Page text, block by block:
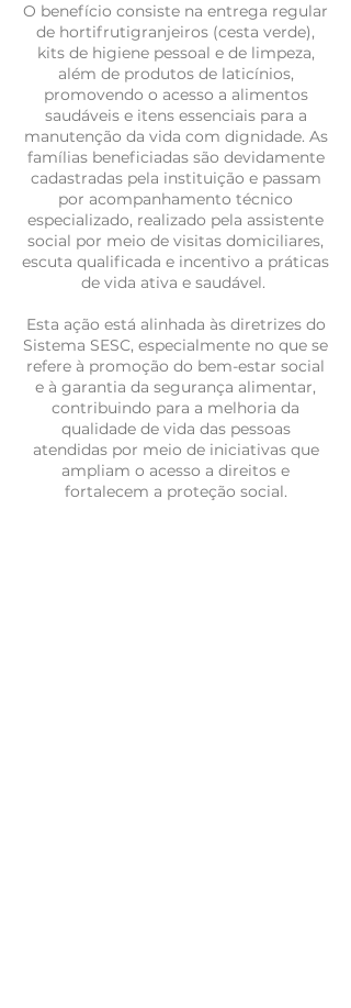
O benefício consiste na entrega regular
de hortifrutigranjeiros (cesta verde),
kits de higiene pessoal e de limpeza,
além de produtos de laticínios,
promovendo o acesso a alimentos
saudáveis e itens essenciais para a
manutenção da vida com dignidade. As
famílias beneficiadas são devidamente
cadastradas pela instituição e passam
por acompanhamento técnico
especializado, realizado pela assistente
social por meio de visitas domiciliares,
escuta qualificada e incentivo a práticas
de vida ativa e saudável.
Esta ação está alinhada às diretrizes do
Sistema SESC, especialmente no que se
refere à promoção do bem-estar social
e à garantia da segurança alimentar,
contribuindo para a melhoria da
qualidade de vida das pessoas
atendidas por meio de iniciativas que
ampliam o acesso a direitos e
fortalecem a proteção social.